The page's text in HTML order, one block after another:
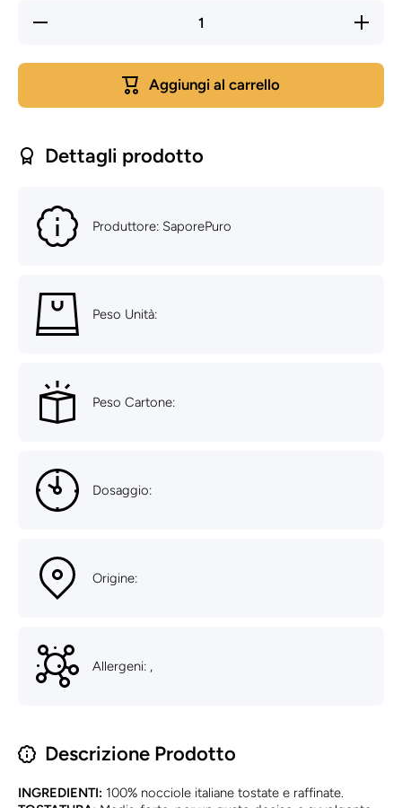
Diminuisci
Aumenta
quantità
Nocciola
1kg -
Aggiungi al carrello
Dettagli prodotto
Produttore: SaporePuro
Peso Unità:
Peso Cartone:
Dosaggio:
Origine:
Allergeni: ,
Descrizione Prodotto
INGREDIENTI: 100% nocciole italiane tostate e raffinate.